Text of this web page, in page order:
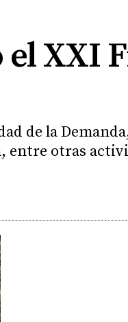
XXI
de la
entre otras